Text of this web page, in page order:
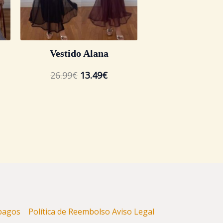
Vestido Alana
26.99€ 13.49€
Política de Reembolso Aviso Legal